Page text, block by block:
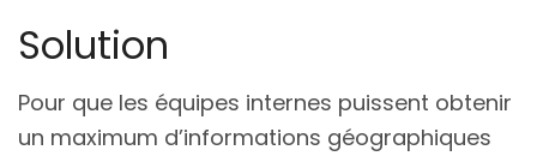
Solution
Pour que les équipes internes puissent obtenir
un maximum d’informations géographiques